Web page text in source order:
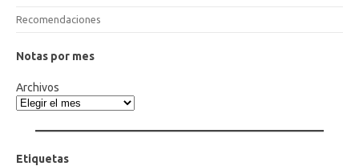
Recomendaciones
Notas por mes
Archivos
Etiquetas